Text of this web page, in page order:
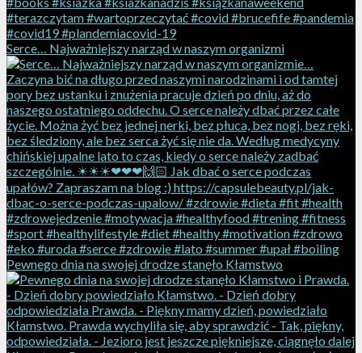
Serce… Najważniejszy narząd w naszym organizmi
Pewnego dnia na swojej drodze stanęło Kłamstwo